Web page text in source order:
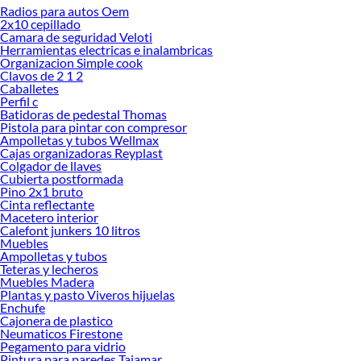
Desde remodelaciones hasta proyectos de decoración, estamos aquí para hacer
tus ideas realidad. ¡Visítanos y encuentra todo lo que tenemos para ofrecerte en
Accesorios y repuestos para aparatos industriales de cocina!
Explora la variedad de productos de Accesorios y repuestos para
aparatos industriales de cocina en Sodimac
Herramientas, materiales y accesorios de calidad para tus proyectos y
renovación de espacios. ¡Visítanos y descubre todo lo que tenemos para
ofrecerte!
Encuentra una amplia variedad de productos de Accesorios y repuestos para
aparatos industriales de cocina en Sodimac. Encuentra todo lo necesario para
tus proyectos de renovación y decoración. ¡Visítanos y haz tus ideas realidad!
Radios para autos Oem
2x10 cepillado
Camara de seguridad Veloti
Herramientas electricas e inalambricas
Organizacion Simple cook
Clavos de 2 1 2
Caballetes
Perfil c
Batidoras de pedestal Thomas
Pistola para pintar con compresor
Ampolletas y tubos Wellmax
Cajas organizadoras Reyplast
Colgador de llaves
Cubierta postformada
Pino 2x1 bruto
Cinta reflectante
Macetero interior
Calefont junkers 10 litros
Muebles
Ampolletas y tubos
Teteras y lecheros
Muebles Madera
Plantas y pasto Viveros hijuelas
Enchufe
Cajonera de plastico
Neumaticos Firestone
Pegamento para vidrio